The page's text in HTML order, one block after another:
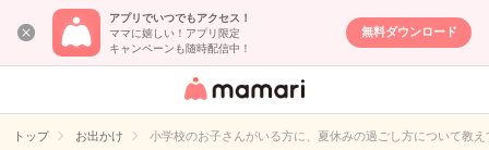
アプリでいつでもアクセス！
ママに嬉しい！アプリ限定
キャンペーンも随時配信中！
無料ダウンロード
女性専用匿名QA
イト
トップ お出かけ 小学校のお子さんがいる方に、夏休みの過ごし方について教